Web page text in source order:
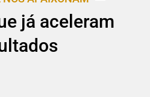
já aceleram